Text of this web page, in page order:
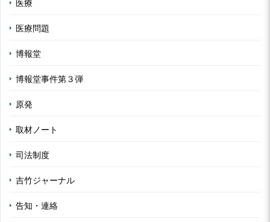
医療
医療問題
博報堂
博報堂事件第３弾
原発
取材ノート
司法制度
吉竹ジャーナル
告知・連絡